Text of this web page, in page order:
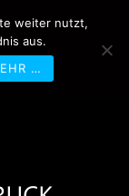
- 5 60314
weiter nutzt,
aus.
…